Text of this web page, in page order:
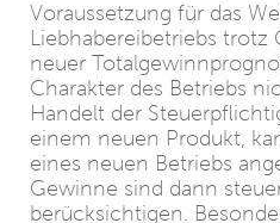
Voraussetzung für das
Liebhabereibetriebs trotz
neuer
Charakter des Betriebs
Handelt der
einem neuen Produkt,
eines neuen Betriebs
Gewinne sind dann
berücksichtigen.